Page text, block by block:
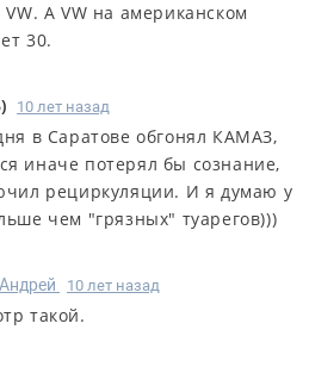
А VW на американском
30.
) 10 лет назад
в Саратове обгонял КАМАЗ,
иначе потерял бы сознание,
рециркуляции. И я думаю у
чем "грязных" туарегов)))
Андрей 10 лет назад
такой.